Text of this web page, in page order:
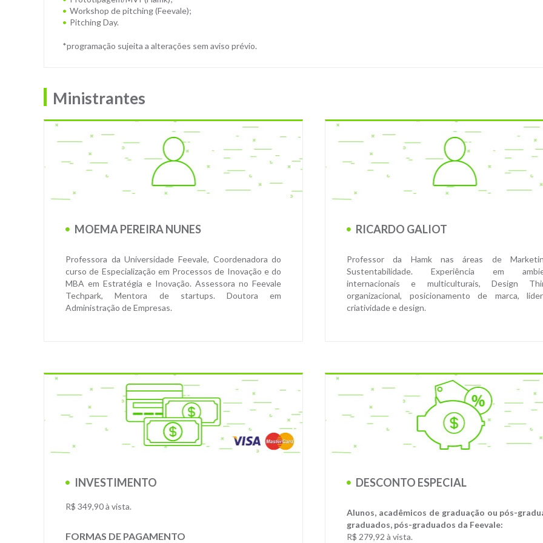
Workshop de pitching (Feevale);
Pitching Day.
*programação sujeita a alterações sem aviso prévio.
Ministrantes
MOEMA PEREIRA NUNES
Professora da Universidade Feevale, Coordenadora do
curso de Especialização em Processos de Inovação e do
MBA em Estratégia e Inovação. Assessora no Feevale
Techpark, Mentora de startups. Doutora em
Administração de Empresas.
RICARDO GALIOT
Professor da Hamk nas áreas de
Sustentabilidade. Experiência em
internacionais e multiculturais, Design
organizacional, posicionamento de marca,
criatividade e design.
INVESTIMENTO
R$ 349,90 à vista.
FORMAS DE PAGAMENTO
DESCONTO ESPECIAL
Alunos, acadêmicos de graduação ou pós-
graduados, pós-graduados da Feevale:
R$ 279,92 à vista.